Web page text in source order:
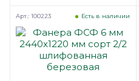
Есть в наличии
Арт.: 100223